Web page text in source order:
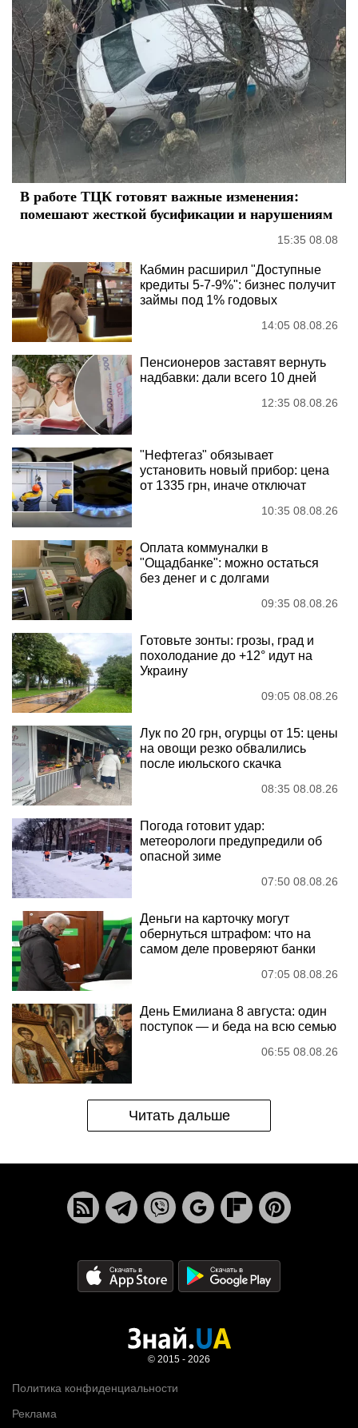
В работе ТЦК готовят важные изменения:
помешают жесткой бусификации и нарушениям
15:35 08.08
Кабмин расширил "Доступные
кредиты 5-7-9%": бизнес получит
займы под 1% годовых
14:05 08.08.26
Пенсионеров заставят вернуть
надбавки: дали всего 10 дней
12:35 08.08.26
"Нефтегаз" обязывает
установить новый прибор: цена
от 1335 грн, иначе отключат
10:35 08.08.26
Оплата коммуналки в
"Ощадбанке": можно остаться
без денег и с долгами
09:35 08.08.26
Готовьте зонты: грозы, град и
похолодание до +12° идут на
Украину
09:05 08.08.26
Лук по 20 грн, огурцы от 15: цены
на овощи резко обвалились
после июльского скачка
08:35 08.08.26
Погода готовит удар:
метеорологи предупредили об
опасной зиме
07:50 08.08.26
Деньги на карточку могут
обернуться штрафом: что на
самом деле проверяют банки
07:05 08.08.26
День Емилиана 8 августа: один
поступок — и беда на всю семью
06:55 08.08.26
Читать дальше
Политика конфиденциальности
Реклама
© 2015 - 2026